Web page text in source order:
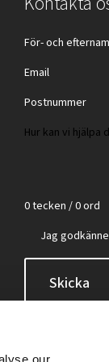
0 tecken / 0 ord
Jag
Skicka